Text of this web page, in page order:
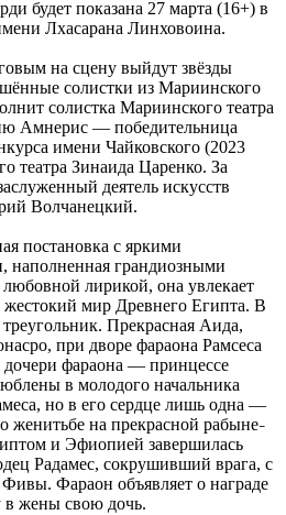
будет показана 27 марта (16+) в
Лхасарана Линховоина.
на сцену выйдут звёзды
солистки из Мариинского
солистка Мариинского театра
Амнерис — победительница
имени Чайковского (2023
театра Зинаида Царенко. За
деятель искусств
Волчанецкий.
постановка с яркими
наполненная грандиозными
лирикой, она увлекает
жестокий мир Древнего Египта. В
Прекрасная Аида,
при дворе фараона Рамсеса
фараона — принцессе
в молодого начальника
но в его сердце лишь одна —
женитьбе на прекрасной рабыне–
и Эфиопией завершилась
Радамес, сокрушивший врага, с
Фараон объявляет о награде
в жены свою дочь.